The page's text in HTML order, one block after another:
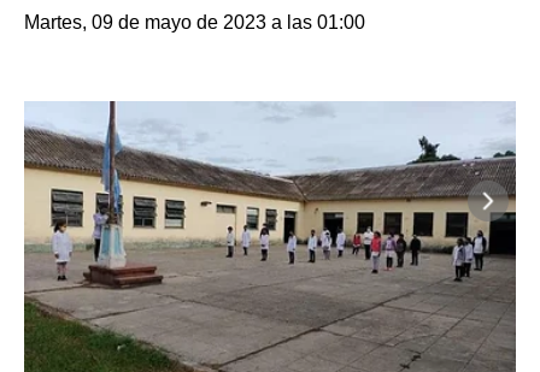
Martes, 09 de mayo de 2023 a las 01:00